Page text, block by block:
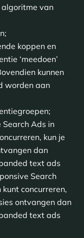
van
koppen en
‘meedoen’
kunnen
worden aan
Search Ads in
kun je
dan
text ads
Search
concurreren,
ontvangen dan
text ads